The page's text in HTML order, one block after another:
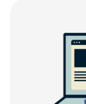
มีอะไรใหม่ใน v5.0
ความเข้ากันได้กับ
ExpressVPN สำห